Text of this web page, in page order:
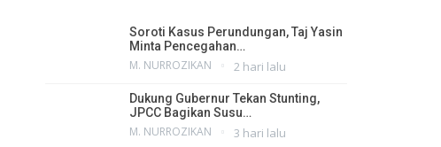
Soroti Kasus Perundungan, Taj Yasin
Minta Pencegahan…
M. NURROZIKAN 2 hari lalu
Dukung Gubernur Tekan Stunting,
JPCC Bagikan Susu…
M. NURROZIKAN 3 hari lalu